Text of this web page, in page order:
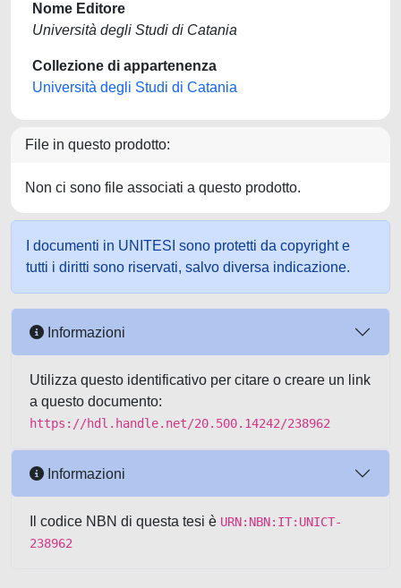
Nome Editore
Università degli Studi di Catania
Collezione di appartenenza
Università degli Studi di Catania
File in questo prodotto:
Non ci sono file associati a questo prodotto.
I documenti in UNITESI sono protetti da copyright e
tutti i diritti sono riservati, salvo diversa indicazione.
Informazioni
Utilizza questo identificativo per citare o creare un link
a questo documento:
https://hdl.handle.net/20.500.14242/238962
Informazioni
Il codice NBN di questa tesi è URN:NBN:IT:UNICT-
238962